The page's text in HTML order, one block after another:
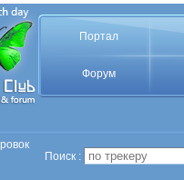
Портал
Форум
Поиск :